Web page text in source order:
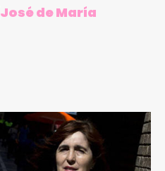
José de María